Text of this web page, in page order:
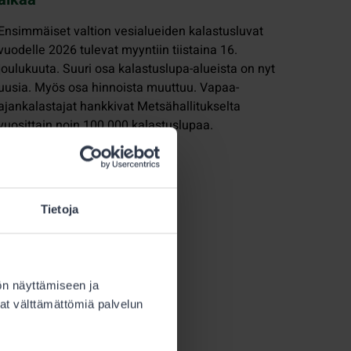
Tietoja
näyttämiseen ja
välttämättömiä palvelun
valtion vesialueiden kalastusluvat
2026 tulevat myyntiin tiistaina 16.
Suuri osa kalastuslupa-alueista on nyt
Myös osa hinnoista muuttuu. Vapaa-
hankkivat Metsähallitukselta
noin 100 000 kalastuslupaa.